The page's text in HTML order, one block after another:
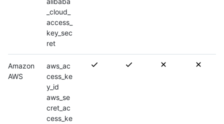
_cloud_
access_
key_sec
ret
Amazon
AWS
aws_ac
cess_ke
y_id
aws_se
cret_ac
cess_ke